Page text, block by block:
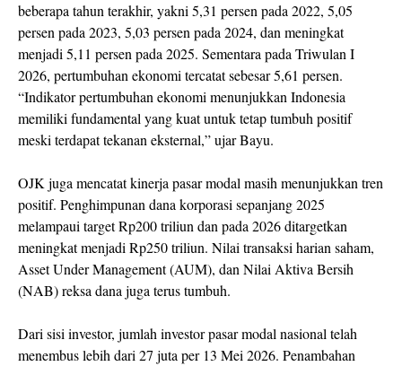
beberapa tahun terakhir, yakni 5,31 persen pada 2022, 5,05
persen pada 2023, 5,03 persen pada 2024, dan meningkat
menjadi 5,11 persen pada 2025. Sementara pada Triwulan I
2026, pertumbuhan ekonomi tercatat sebesar 5,61 persen.
“Indikator pertumbuhan ekonomi menunjukkan Indonesia
memiliki fundamental yang kuat untuk tetap tumbuh positif
meski terdapat tekanan eksternal,” ujar Bayu.
OJK juga mencatat kinerja pasar modal masih menunjukkan tren
positif. Penghimpunan dana korporasi sepanjang 2025
melampaui target Rp200 triliun dan pada 2026 ditargetkan
meningkat menjadi Rp250 triliun. Nilai transaksi harian saham,
Asset Under Management (AUM), dan Nilai Aktiva Bersih
(NAB) reksa dana juga terus tumbuh.
Dari sisi investor, jumlah investor pasar modal nasional telah
menembus lebih dari 27 juta per 13 Mei 2026. Penambahan